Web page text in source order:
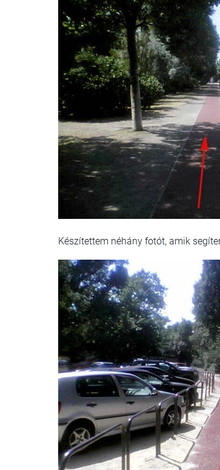
Készítettem néhány fotót, amik